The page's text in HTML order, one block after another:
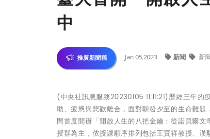
中
推廣新聞稿 Jan 05,2023 新聞 新
(中央社訊息服務20230105 11:11:21)歷經三年
助、疲憊與悲歡離合，面對朝發夕至的生命難
間首度開辦「開啟人生的八把金鑰：從諾貝爾
授群為主，依授課順序排列包括王寶祥教授、漢